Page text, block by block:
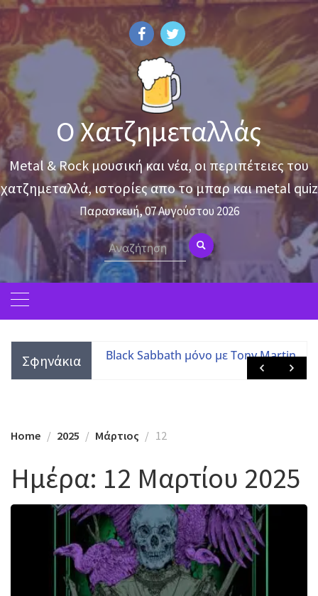
Skip
content
Ο Χατζημεταλλάς
Metal & Rock μουσική και νέα, οι περιπέτειες του
χατζημεταλλά, ιστορίες απο το μπαρ και metal quiz
Παρασκευή, 07 Αυγούστου 2026
Search
for:
Σφηνάκια
με τις
μελών
Black Sabbath μόνο με Tony Martin
Home 2025 Μάρτιος 12
Ημέρα: 12 Μαρτίου 2025